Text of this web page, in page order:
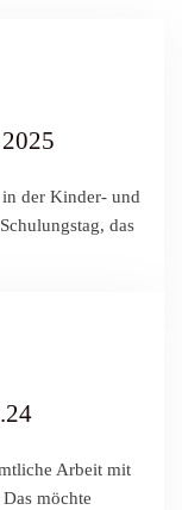
der Kinder- und
das
Arbeit mit
möchte